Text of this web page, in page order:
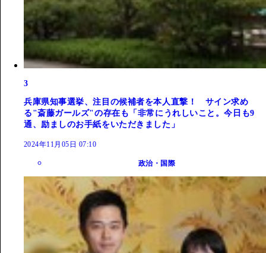
3
兵庫県知事選挙、注目の候補者を本人直撃！ サイン求め
る"斎藤ガールズ"の存在も「非常にうれしいこと。今日も9
通、励ましのお手紙をいただきました」
2024年11月05日 07:10
政治・国際